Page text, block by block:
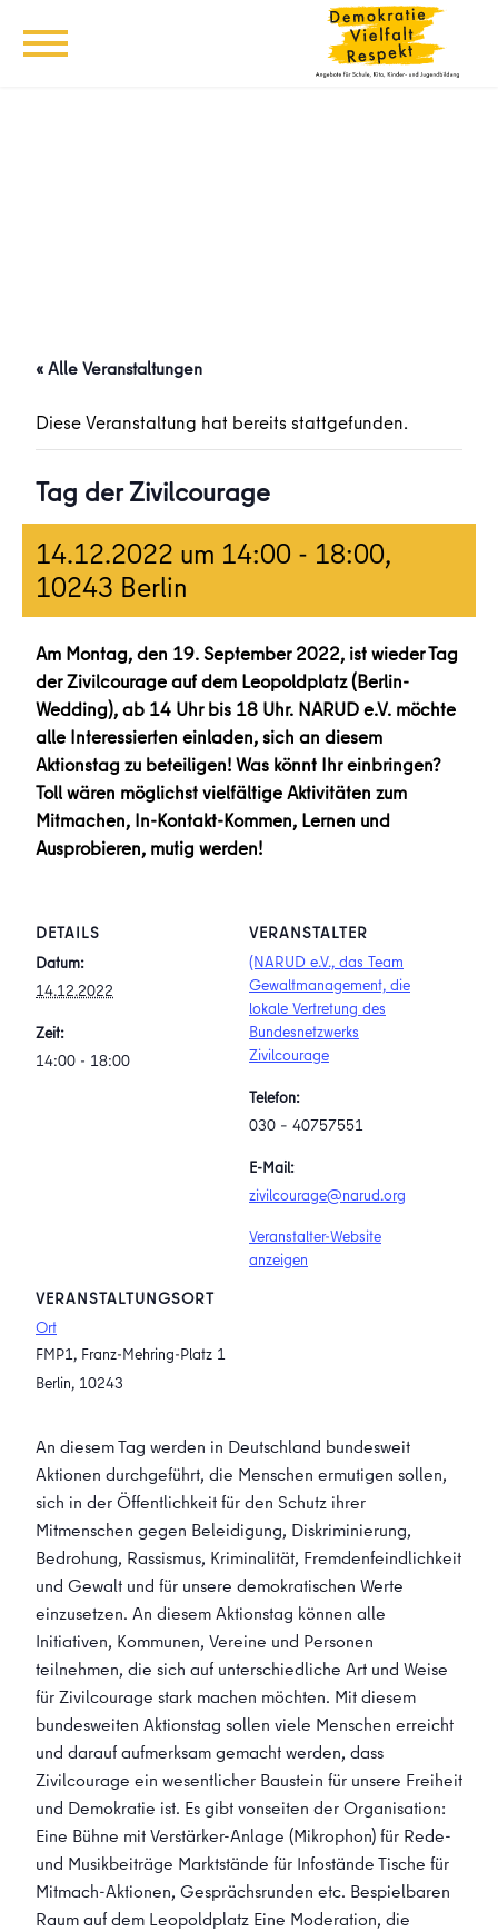
« Alle Veranstaltungen
Diese Veranstaltung hat bereits stattgefunden.
Tag der Zivilcourage
14.12.2022 um 14:00 - 18:00,
10243 Berlin
Am Montag, den 19. September 2022, ist wieder Tag
der Zivilcourage auf dem Leopoldplatz (Berlin-
Wedding), ab 14 Uhr bis 18 Uhr. NARUD e.V. möchte
alle Interessierten einladen, sich an diesem
Aktionstag zu beteiligen! Was könnt Ihr einbringen?
Toll wären möglichst vielfältige Aktivitäten zum
Mitmachen, In-Kontakt-Kommen, Lernen und
Ausprobieren, mutig werden!
DETAILS
Datum:
14.12.2022
Zeit:
14:00 - 18:00
VERANSTALTUNGSORT
Ort
FMP1, Franz-Mehring-Platz 1
Berlin, 10243
VERANSTALTER
(NARUD e.V., das Team
Gewaltmanagement, die
lokale Vertretung des
Bundesnetzwerks
Zivilcourage
Telefon:
030 – 40757551
E-Mail:
zivilcourage@narud.org
Veranstalter-Website
anzeigen
An diesem Tag werden in Deutschland bundesweit
Aktionen durchgeführt, die Menschen ermutigen sollen,
sich in der Öffentlichkeit für den Schutz ihrer
Mitmenschen gegen Beleidigung, Diskriminierung,
Bedrohung, Rassismus, Kriminalität, Fremdenfeindlichkeit
und Gewalt und für unsere demokratischen Werte
einzusetzen. An diesem Aktionstag können alle
Initiativen, Kommunen, Vereine und Personen
teilnehmen, die sich auf unterschiedliche Art und Weise
für Zivilcourage stark machen möchten. Mit diesem
bundesweiten Aktionstag sollen viele Menschen erreicht
und darauf aufmerksam gemacht werden, dass
Zivilcourage ein wesentlicher Baustein für unsere Freiheit
und Demokratie ist. Es gibt vonseiten der Organisation:
Eine Bühne mit Verstärker-Anlage (Mikrophon) für Rede-
und Musikbeiträge Marktstände für Infostände Tische für
Mitmach-Aktionen, Gesprächsrunden etc. Bespielbaren
Raum auf dem Leopoldplatz Eine Moderation, die